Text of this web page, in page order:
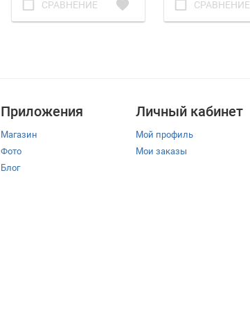
check_box_outline_blank СРАВНЕНИЕ favorite check_box_outline_blank СРАВНЕНИЕ
Приложения
Магазин
Фото
Блог
Личный кабинет
Мой профиль
Мои заказы